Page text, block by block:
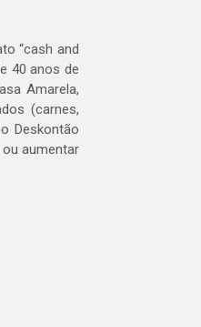
“cash and
40 anos de
Amarela,
(carnes,
Deskontão
aumentar